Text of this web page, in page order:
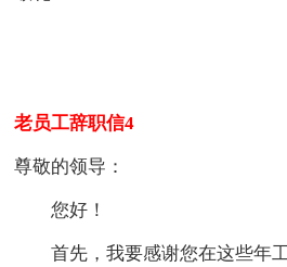
老员工辞职信4
尊敬的领导：
您好！
首先，我要感谢您在这些年